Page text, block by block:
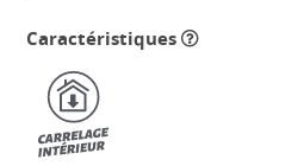
Caractéristiques